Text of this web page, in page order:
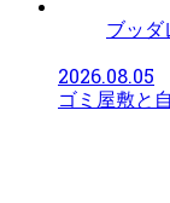
ブッダ
2026.08.05
ゴミ屋敷と